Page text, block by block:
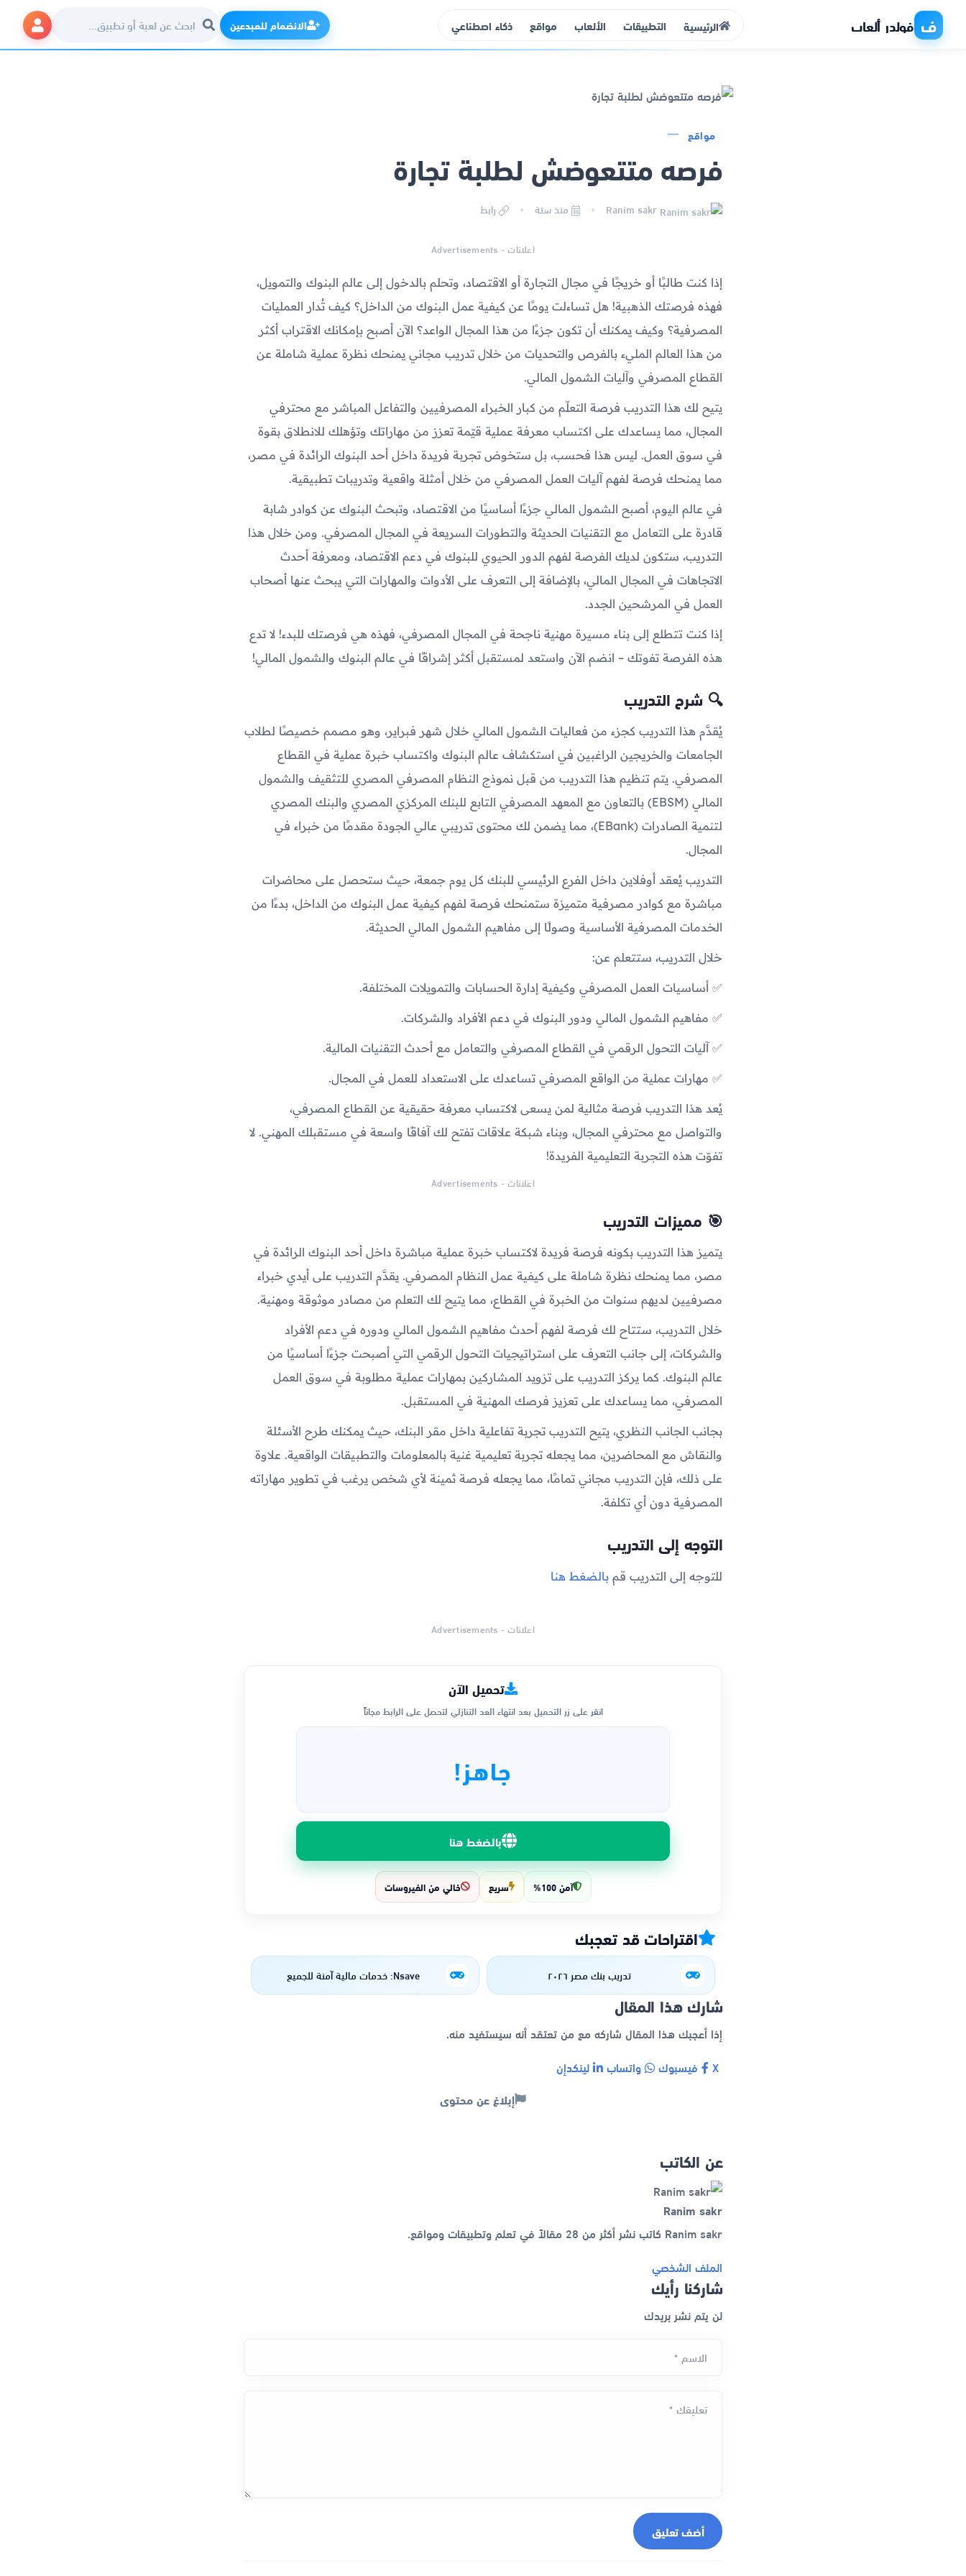
ف فولدر ألعاب الرئيسية التطبيقات الألعاب مواقع ذكاء اصطناعي الانضمام للمبدعين
مواقع
فرصه متتعوضش لطلبة تجارة
منذ سنة رابط
اعلانات - Advertisements
إذا كنت طالبًا أو خريجًا في مجال التجارة أو الاقتصاد، وتحلم بالدخول إلى عالم البنوك والتمويل،
فهذه فرصتك الذهبية! هل تساءلت يومًا عن كيفية عمل البنوك من الداخل؟ كيف تُدار العمليات
المصرفية؟ وكيف يمكنك أن تكون جزءًا من هذا المجال الواعد؟ الآن أصبح بإمكانك الاقتراب أكثر
من هذا العالم المليء بالفرص والتحديات من خلال تدريب مجاني يمنحك نظرة عملية شاملة عن
القطاع المصرفي وآليات الشمول المالي.
يتيح لك هذا التدريب فرصة التعلّم من كبار الخبراء المصرفيين والتفاعل المباشر مع محترفي
المجال، مما يساعدك على اكتساب معرفة عملية قيّمة تعزز من مهاراتك وتؤهلك للانطلاق بقوة
في سوق العمل. ليس هذا فحسب، بل ستخوض تجربة فريدة داخل أحد البنوك الرائدة في مصر،
مما يمنحك فرصة لفهم آليات العمل المصرفي من خلال أمثلة واقعية وتدريبات تطبيقية.
في عالم اليوم، أصبح الشمول المالي جزءًا أساسيًا من الاقتصاد، وتبحث البنوك عن كوادر شابة
قادرة على التعامل مع التقنيات الحديثة والتطورات السريعة في المجال المصرفي. ومن خلال هذا
التدريب، ستكون لديك الفرصة لفهم الدور الحيوي للبنوك في دعم الاقتصاد، ومعرفة أحدث
الاتجاهات في المجال المالي، بالإضافة إلى التعرف على الأدوات والمهارات التي يبحث عنها أصحاب
العمل في المرشحين الجدد.
إذا كنت تتطلع إلى بناء مسيرة مهنية ناجحة في المجال المصرفي، فهذه هي فرصتك للبدء! لا تدع
هذه الفرصة تفوتك – انضم الآن واستعد لمستقبل أكثر إشراقًا في عالم البنوك والشمول المالي!
🔍 شرح التدريب
يُقدَّم هذا التدريب كجزء من فعاليات الشمول المالي خلال شهر فبراير، وهو مصمم خصيصًا لطلاب
الجامعات والخريجين الراغبين في استكشاف عالم البنوك واكتساب خبرة عملية في القطاع
المصرفي. يتم تنظيم هذا التدريب من قبل نموذج النظام المصرفي المصري للتثقيف والشمول
المالي (EBSM) بالتعاون مع المعهد المصرفي التابع للبنك المركزي المصري والبنك المصري
لتنمية الصادرات (EBank)، مما يضمن لك محتوى تدريبي عالي الجودة مقدمًا من خبراء في
المجال.
التدريب يُعقد أوفلاين داخل الفرع الرئيسي للبنك كل يوم جمعة، حيث ستحصل على محاضرات
مباشرة مع كوادر مصرفية متميزة ستمنحك فرصة لفهم كيفية عمل البنوك من الداخل، بدءًا من
الخدمات المصرفية الأساسية وصولًا إلى مفاهيم الشمول المالي الحديثة.
خلال التدريب، ستتعلم عن:
✅ أساسيات العمل المصرفي وكيفية إدارة الحسابات والتمويلات المختلفة.
✅ مفاهيم الشمول المالي ودور البنوك في دعم الأفراد والشركات.
✅ آليات التحول الرقمي في القطاع المصرفي والتعامل مع أحدث التقنيات المالية.
✅ مهارات عملية من الواقع المصرفي تساعدك على الاستعداد للعمل في المجال.
يُعد هذا التدريب فرصة مثالية لمن يسعى لاكتساب معرفة حقيقية عن القطاع المصرفي،
والتواصل مع محترفي المجال، وبناء شبكة علاقات تفتح لك آفاقًا واسعة في مستقبلك المهني. لا
تفوّت هذه التجربة التعليمية الفريدة!
اعلانات - Advertisements
🎯 مميزات التدريب
يتميز هذا التدريب بكونه فرصة فريدة لاكتساب خبرة عملية مباشرة داخل أحد البنوك الرائدة في
مصر، مما يمنحك نظرة شاملة على كيفية عمل النظام المصرفي. يقدَّم التدريب على أيدي خبراء
مصرفيين لديهم سنوات من الخبرة في القطاع، مما يتيح لك التعلم من مصادر موثوقة ومهنية.
خلال التدريب، ستتاح لك فرصة لفهم أحدث مفاهيم الشمول المالي ودوره في دعم الأفراد
والشركات، إلى جانب التعرف على استراتيجيات التحول الرقمي التي أصبحت جزءًا أساسيًا من
عالم البنوك. كما يركز التدريب على تزويد المشاركين بمهارات عملية مطلوبة في سوق العمل
المصرفي، مما يساعدك على تعزيز فرصك المهنية في المستقبل.
بجانب الجانب النظري، يتيح التدريب تجربة تفاعلية داخل مقر البنك، حيث يمكنك طرح الأسئلة
والنقاش مع المحاضرين، مما يجعله تجربة تعليمية غنية بالمعلومات والتطبيقات الواقعية. علاوة
على ذلك، فإن التدريب مجاني تمامًا، مما يجعله فرصة ثمينة لأي شخص يرغب في تطوير مهاراته
المصرفية دون أي تكلفة.
التوجه إلى التدريب
للتوجه إلى التدريب قم بالضغط هنا
اعلانات - Advertisements
تحميل الآن
انقر على زر التحميل بعد انتهاء العد التنازلي لتحصل على الرابط مجاناً
جاهز!
بالضغط هنا
آمن 100% سريع خالي من الفيروسات
اقتراحات قد تعجبك
تدريب بنك مصر ٢٠٢٦ Nsave: خدمات مالية آمنة للجميع
شارك هذا المقال
إذا أعجبك هذا المقال شاركه مع من تعتقد أنه سيستفيد منه.
فيسبوك واتساب لينكدإن
إبلاغ عن محتوى
عن الكاتب
Ranim sakr
Ranim sakr كاتب نشر أكثر من 28 مقالاً في تعلم وتطبيقات ومواقع.
الملف الشخصي
شاركنا رأيك
لن يتم نشر بريدك
الاسم *
تعليقك *
أضف تعليق